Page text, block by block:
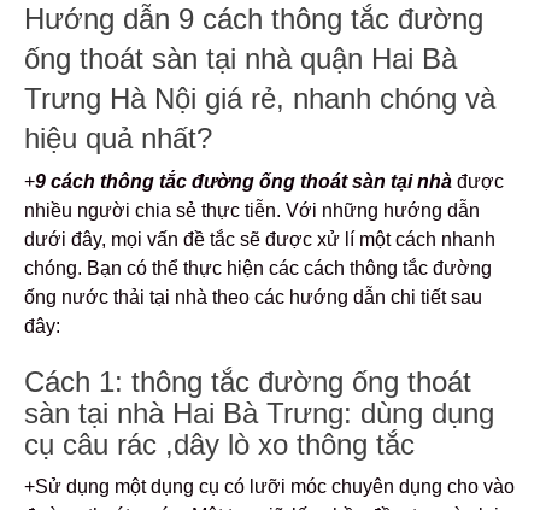
Hướng dẫn 9 cách thông tắc đường
ống thoát sàn tại nhà quận Hai Bà
Trưng Hà Nội giá rẻ, nhanh chóng và
hiệu quả nhất?
+9 cách thông tắc đường ống thoát sàn tại nhà được
nhiều người chia sẻ thực tiễn. Với những hướng dẫn
dưới đây, mọi vấn đề tắc sẽ được xử lí một cách nhanh
chóng. Bạn có thể thực hiện các cách thông tắc đường
ống nước thải tại nhà theo các hướng dẫn chi tiết sau
đây:
Cách 1: thông tắc đường ống thoát
sàn tại nhà Hai Bà Trưng: dùng dụng
cụ câu rác ,dây lò xo thông tắc
+Sử dụng một dụng cụ có lưỡi móc chuyên dụng cho vào